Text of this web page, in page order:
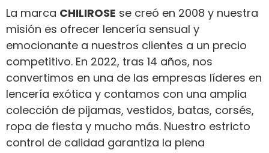
La marca CHILIROSE se creó en 2008 y nuestra
misión es ofrecer lencería sensual y
emocionante a nuestros clientes a un precio
competitivo. En 2022, tras 14 años, nos
convertimos en una de las empresas líderes en
lencería exótica y contamos con una amplia
colección de pijamas, vestidos, batas, corsés,
ropa de fiesta y mucho más. Nuestro estricto
control de calidad garantiza la plena